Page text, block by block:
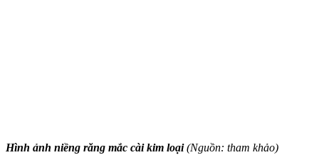
Hình ảnh niềng răng mắc cài kim loại(Nguồn: tham khảo)